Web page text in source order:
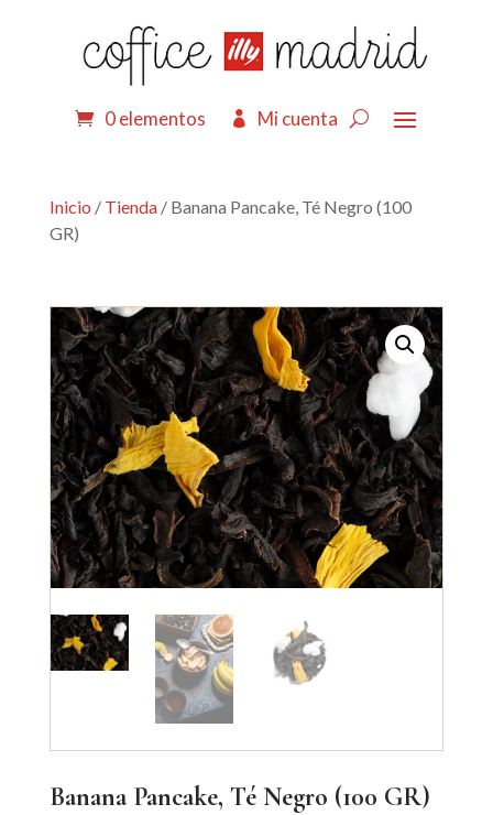
0 elementos Mi cuenta
Inicio / Tienda/ Banana Pancake, Té Negro (100
GR)
Banana Pancake, Té Negro (100 GR)